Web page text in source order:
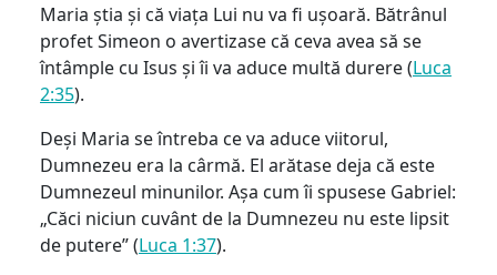
Maria știa și că viața Lui nu va fi ușoară. Bătrânul
profet Simeon o avertizase că ceva avea să se
întâmple cu Isus și îi va aduce multă durere (Luca
2:35).
Deși Maria se întreba ce va aduce viitorul,
Dumnezeu era la cârmă. El arătase deja că este
Dumnezeul minunilor. Așa cum îi spusese Gabriel:
„Căci niciun cuvânt de la Dumnezeu nu este lipsit
de putere” (Luca 1:37).